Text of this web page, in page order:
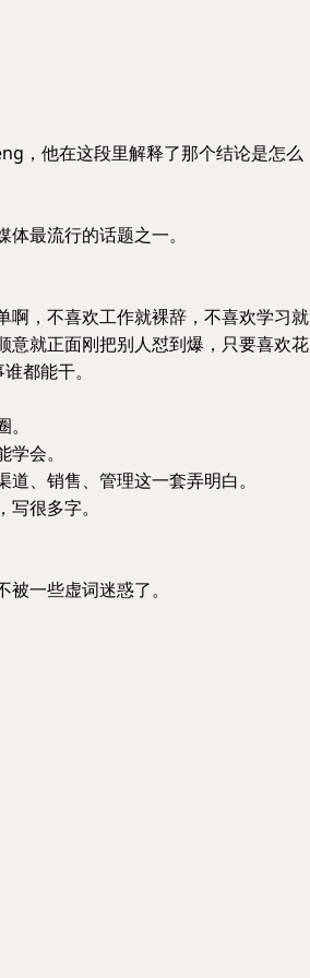
，他在这段里解释了那个结论是怎么
最流行的话题之一。
啊，不喜欢工作就裸辞，不喜欢学习就
意就正面刚把别人怼到爆，只要喜欢花
都能干。
会。
、销售、管理这一套弄明白。
很多字。
一些虚词迷惑了。